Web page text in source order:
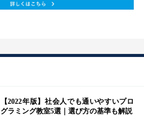
【2022年版】社会人でも通いやすいプロ
グラミング教室5選｜選び方の基準も解説